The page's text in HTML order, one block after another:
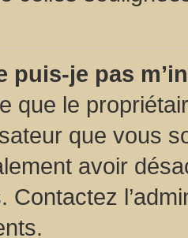
puis-je pas
que le
que vous
avoir
Contactez